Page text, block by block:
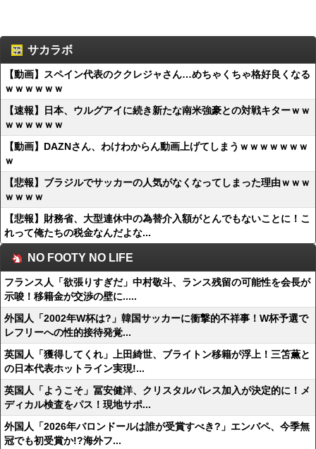
サカラボ
【動画】スペイン代表のククレジャさん…めちゃくちゃ格好良くなる
ｗｗｗｗｗｗ
【速報】日本、ウルグアイに続き新たな南米強豪との対戦キターｗｗ
ｗｗｗｗｗｗ
【動画】DAZNさん、わけわからん動画上げてしまうｗｗｗｗｗｗｗ
ｗ
【悲報】ブラジルでサッカーの人気がなくなってしまった理由ｗｗｗ
ｗｗｗｗ
【悲報】財務省、大型連休中の為替介入額がとんでもないことに！こ
れって俺たちの税金なんだよな...
NO FOOTY NO LIFE
フランス人「欲張りすぎだ」中村敬斗、ランス残留の可能性を会長が
示唆！移籍金が交渉の壁に.....
外国人「2002年W杯は?」韓国サッカーに衝撃的不祥事！W杯予選で
レフリーへの性的接待発覚...
英国人「獲得してくれ」上田綺世、ブライトン移籍が浮上！三笘薫と
の日本代表ホットライン実現!...
英国人「ようこそ」冨安健洋、クリスタルパレス加入が決定的に！メ
ディカル検査をパス！現地サポ...
外国人「2026年バロンドールは誰が受賞すべき?」エンバペ、今季無
冠でも初受賞か!?海外フ...